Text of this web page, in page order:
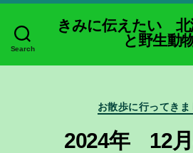
Search
きみに伝えたい
と野生動
カ
テ
ゴ
リ
お散歩に行ってきま
2024年 12